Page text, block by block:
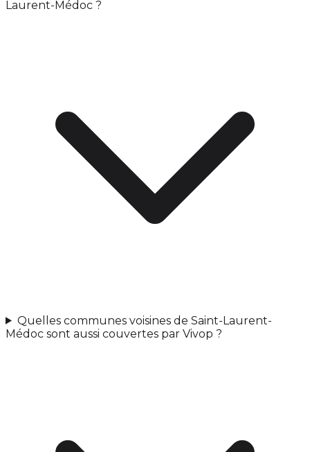
Laurent-Médoc ?
Quelles communes voisines de Saint-Laurent-
Médoc sont aussi couvertes par Vivop ?